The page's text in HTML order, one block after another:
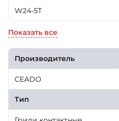
W24-5T
Показать все
Производитель
CEADO
Тип